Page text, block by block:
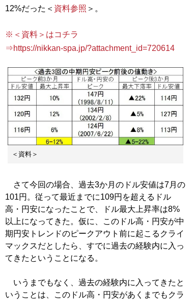
12%だった＜ 資料参照 ＞。
※＜資料＞はコチラ
⇒https://nikkan-spa.jp/?attachment_id=720614
＜資料＞
さて今回の場合、過去3か月のドル安値は7月の
101円。従って最近までに109円を超えるドル
高・円安になったことで、ドル最大上昇率は8%
以上になってきた。仮に、このドル高・円安が中
期円安トレンドのピークアウト前に起こるクライ
マックスだとしたら、すでに過去の経験内に入っ
てきたということになる。
いうまでもなく、過去の経験内に入ってきたと
いうことは、このドル高・円安があくまでもクラ